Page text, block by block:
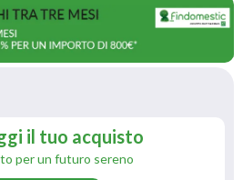
il tuo acquisto
per un futuro sereno